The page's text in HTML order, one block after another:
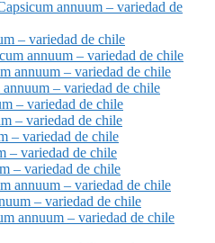
annuum – variedad de
– variedad de chile
annuum – variedad de chile
annuum – variedad de chile
– variedad de chile
– variedad de chile
– variedad de chile
– variedad de chile
– variedad de chile
– variedad de chile
annuum – variedad de chile
– variedad de chile
annuum – variedad de chile